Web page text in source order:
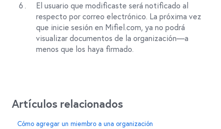
El usuario que modificaste será notificado al
respecto por correo electrónico. La próxima vez
que inicie sesión en Mifiel.com, ya no podrá
visualizar documentos de la organización—a
menos que los haya firmado.
Artículos relacionados
Cómo agregar un miembro a una organización